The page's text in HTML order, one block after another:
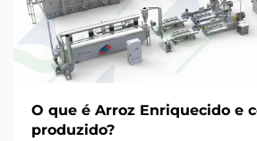
O que é Arroz Enriquecido e
produzido?